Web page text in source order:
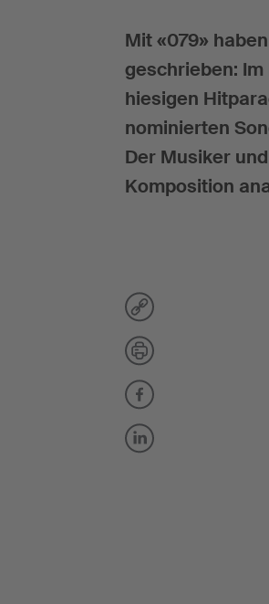
Mit «079»
geschrieben:
hiesigen
nominierten
Der Musiker
Komposition